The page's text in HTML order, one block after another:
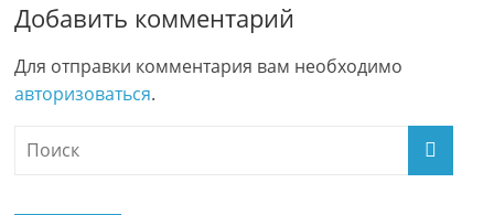
Добавить комментарий
Для отправки комментария вам необходимо
авторизоваться.